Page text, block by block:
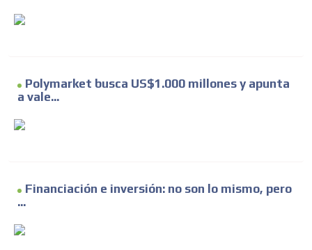
Polymarket busca US$1.000 millones y apunta
a vale...
Financiación e inversión: no son lo mismo, pero
...